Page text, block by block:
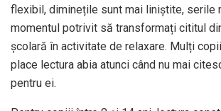
flexibil, diminețile sunt mai liniștite, serile
momentul potrivit să transformați cititul
școlară în activitate de relaxare. Mulți
place lectura abia atunci când nu mai
pentru ei.